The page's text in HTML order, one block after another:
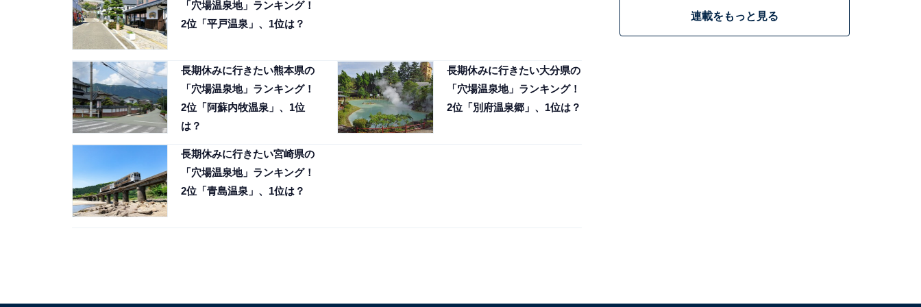
「穴場温泉地」ランキング！
2位「平戸温泉」、1位は？
長期休みに行きたい熊本県の
「穴場温泉地」ランキング！
2位「阿蘇内牧温泉」、1位
は？
長期休みに行きたい大分県の
「穴場温泉地」ランキング！
2位「別府温泉郷」、1位は？
長期休みに行きたい宮崎県の
「穴場温泉地」ランキング！
2位「青島温泉」、1位は？
連載をもっと見る